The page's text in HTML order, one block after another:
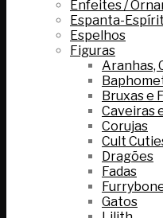
Enfeites /
Espanta-
Espelhos
Figuras
Aranhas,
Bruxas e
Caveiras
Corujas
Cult
Dragões
Fadas
Gatos